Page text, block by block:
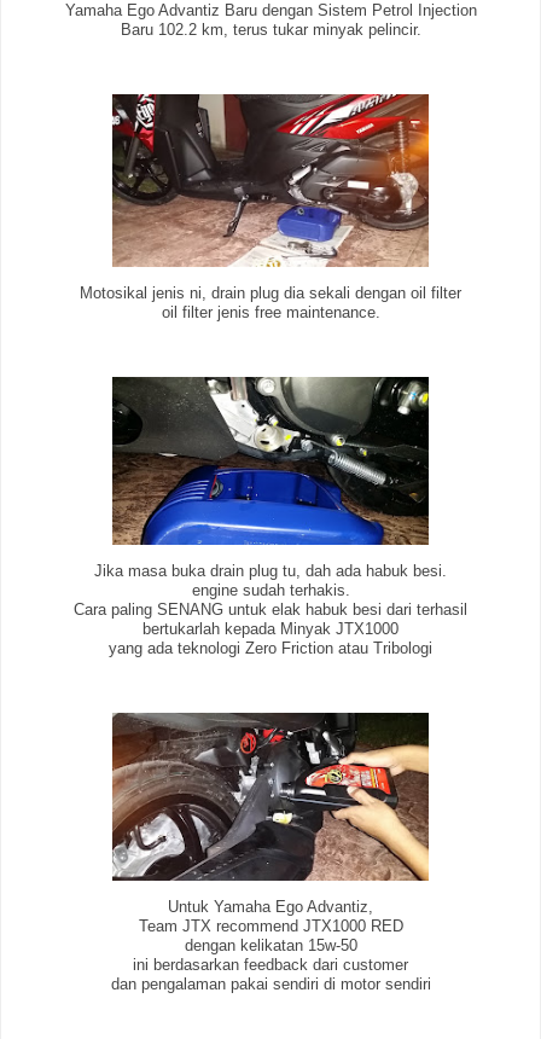
Yamaha Ego Advantiz Baru dengan Sistem Petrol Injection
Baru 102.2 km, terus tukar minyak pelincir.
Motosikal jenis ni, drain plug dia sekali dengan oil filter
oil filter jenis free maintenance.
Jika masa buka drain plug tu, dah ada habuk besi.
engine sudah terhakis.
Cara paling SENANG untuk elak habuk besi dari terhasil
bertukarlah kepada Minyak JTX1000
yang ada teknologi Zero Friction atau Tribologi
Untuk Yamaha Ego Advantiz,
Team JTX recommend JTX1000 RED
dengan kelikatan 15w-50
ini berdasarkan feedback dari customer
dan pengalaman pakai sendiri di motor sendiri